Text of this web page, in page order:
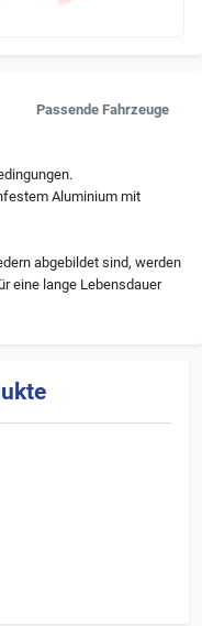
Passende Fahrzeuge
Aluminium mit
abgebildet sind, werden
eine lange Lebensdauer